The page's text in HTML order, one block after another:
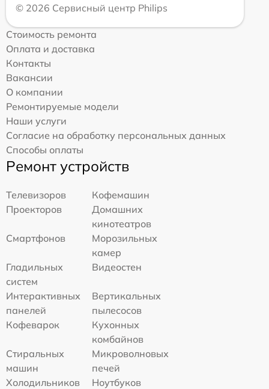
© 2026 Сервисный центр Philips
Стоимость ремонта
Оплата и доставка
Контакты
Вакансии
О компании
Ремонтируемые модели
Наши услуги
Согласие на обработку персональных данных
Способы оплаты
Ремонт устройств
Телевизоров
Кофемашин
Проекторов
Домашних
кинотеатров
Смартфонов
Морозильных
камер
Гладильных
систем
Видеостен
Интерактивных
панелей
Вертикальных
пылесосов
Кофеварок
Кухонных
комбайнов
Стиральных
машин
Микроволновых
печей
Холодильников
Ноутбуков